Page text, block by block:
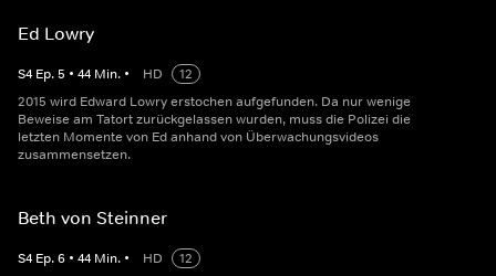
Ed Lowry
S4 Ep.5 • 44 Min. • HD
12
2015 wird Edward Lowry erstochen aufgefunden. Da nur wenige
Beweise am Tatort zurückgelassen wurden, muss die Polizei die
letzten Momente von Ed anhand von Überwachungsvideos
zusammensetzen.
Beth von Steinner
S4 Ep.6 • 44 Min. • HD
12